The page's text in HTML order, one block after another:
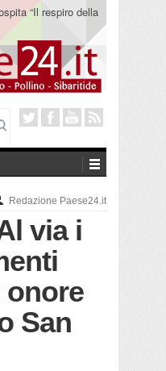
“Il respiro della
365
Redazione Paese24.it
via i
San